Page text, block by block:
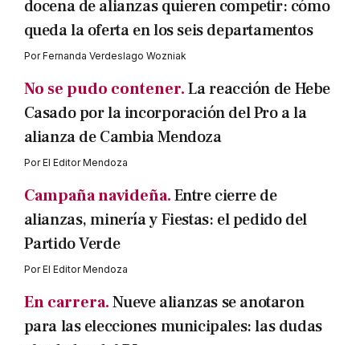
docena de alianzas quieren competir: cómo
queda la oferta en los seis departamentos
PorFernanda Verdeslago Wozniak
No se pudo contener.La reacción de Hebe
Casado por la incorporación del Pro a la
alianza de Cambia Mendoza
PorEl Editor Mendoza
Campaña navideña.Entre cierre de
alianzas, minería y Fiestas: el pedido del
Partido Verde
PorEl Editor Mendoza
En carrera.Nueve alianzas se anotaron
para las elecciones municipales: las dudas